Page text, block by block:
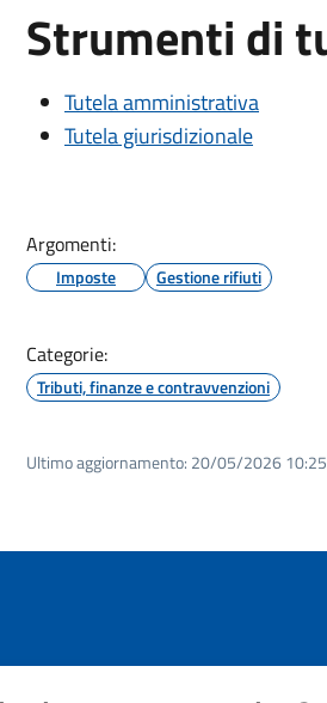
Strumenti di
Tutela amministrativa
Tutela giurisdizionale
Argomenti:
Imposte Gestione rifiuti
Categorie:
Tributi, finanze e contravvenzioni
Ultimo aggiornamento: 20/05/2026